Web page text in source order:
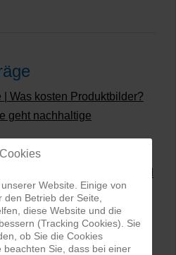
| Was kosten Produktbilder?
geht nachhaltige
kommt es an!
transparentem Hintergrund
und Bildbearbeitung in
Website. Einige von
Betrieb der Seite,
diese Website und die
(Tracking Cookies). Sie
ob Sie die Cookies
beachten Sie, dass bei einer